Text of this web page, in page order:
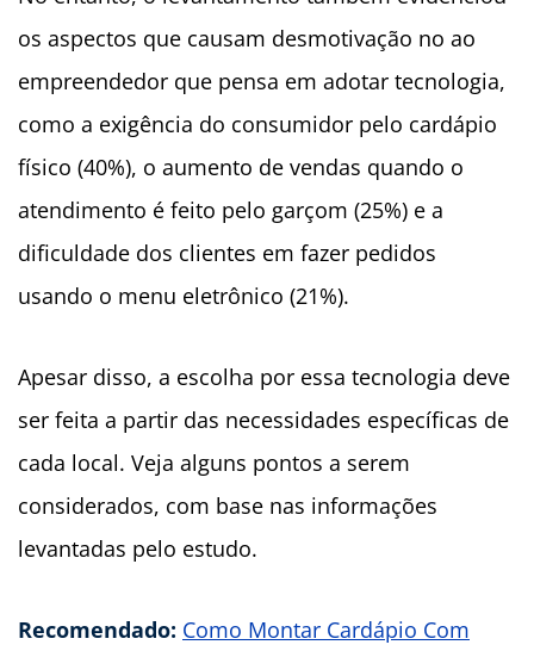
os aspectos que causam desmotivação no ao
empreendedor que pensa em adotar tecnologia,
como a exigência do consumidor pelo cardápio
físico (40%), o aumento de vendas quando o
atendimento é feito pelo garçom (25%) e a
dificuldade dos clientes em fazer pedidos
usando o menu eletrônico (21%).
Apesar disso, a escolha por essa tecnologia deve
ser feita a partir das necessidades específicas de
cada local. Veja alguns pontos a serem
considerados, com base nas informações
levantadas pelo estudo.
Recomendado: Como Montar Cardápio Com